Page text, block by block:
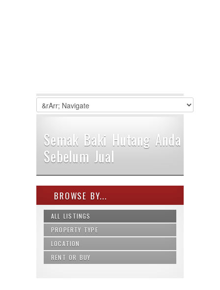
Semak Baki Hutang Anda
Sebelum Jual
BROWSE BY...
ALL LISTINGS
PROPERTY TYPE
Agricultural Land
Apartment
Building
LOCATION
Alor Gajah
RENT OR BUY